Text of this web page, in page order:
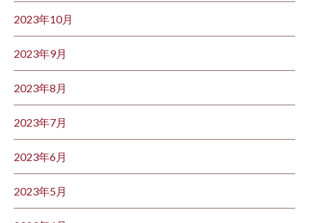
2023年10月
2023年9月
2023年8月
2023年7月
2023年6月
2023年5月